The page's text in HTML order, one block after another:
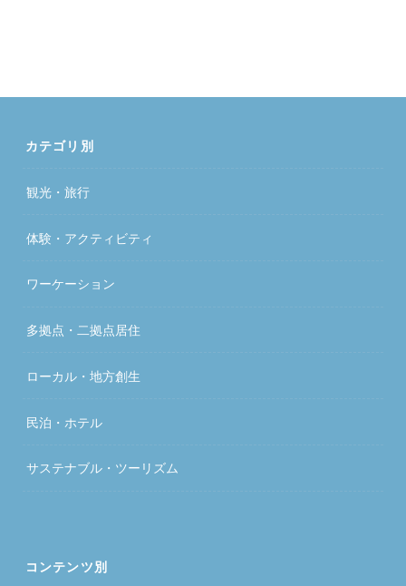
カテゴリ別
観光・旅行
体験・アクティビティ
ワーケーション
多拠点・二拠点居住
ローカル・地方創生
民泊・ホテル
サステナブル・ツーリズム
コンテンツ別